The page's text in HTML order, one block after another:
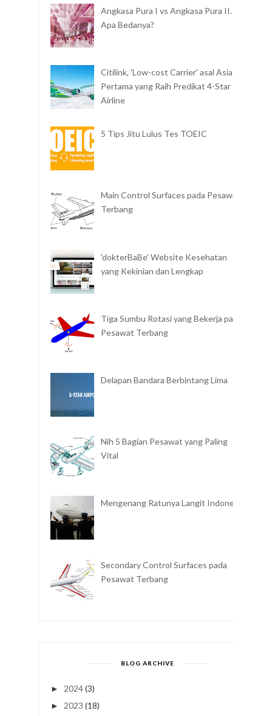
Angkasa Pura I vs Angkasa Pura II.
Apa Bedanya?
Citilink, 'Low-cost Carrier' asal Asia
Pertama yang Raih Predikat 4-Star
Airline
5 Tips Jitu Lulus Tes TOEIC
Main Control Surfaces pada Pesawat
Terbang
'dokterBaBe' Website Kesehatan
yang Kekinian dan Lengkap
Tiga Sumbu Rotasi yang Bekerja pada
Pesawat Terbang
Delapan Bandara Berbintang Lima
Nih 5 Bagian Pesawat yang Paling
Vital
Mengenang Ratunya Langit Indonesia
Secondary Control Surfaces pada
Pesawat Terbang
BLOG ARCHIVE
► 2024(3)
► 2023 (18)